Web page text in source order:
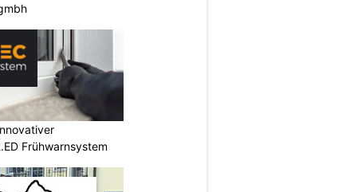
Frühwarnsystem